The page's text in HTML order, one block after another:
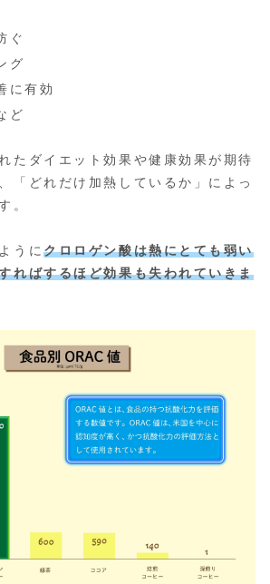
ぐ
グ
に有効
ど
たダイエット効果や健康効果が期待
「どれだけ加熱しているか」によっ
。
うにクロロゲン酸は熱にとても弱い
ればするほど効果も失われていきま